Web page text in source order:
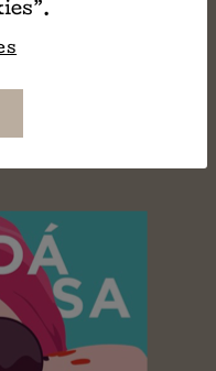
TIEŽ